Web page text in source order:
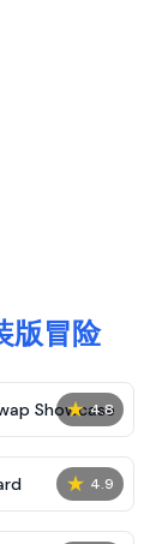
版冒险
★ 4.8
Showcase
★ 4.9